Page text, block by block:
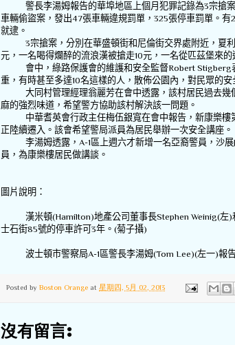
警長李湯姆報告的華埠地區上個月犯罪記錄為3宗搶案
車輛偷盜案，發出47張車輛違規罰單， 325張停車罰單。有
就逮。
3宗搶案，分別在華盛頓街和尼倫街交界處附近，夏
元，一名喝得爛醉的流浪漢被搶走10元，一名從匹茲堡來
會中，綠路保護會的維護和安全監督Robert Stigberg
重，有時甚至多達10名這樣的人，散佈公園內，對民眾的安
大同村管理經理翁麗芳在會中透露，該村居民過去
麻的強烈味道，希望警方協助該村解決該一問題。
中華耆英會行政主任梅伍銀寬在會中報告，新康樂
正陸續遷入。該會希望警局派員為居民舉辦一次安全講座。
李湯姆透露， A-1區上週六才新增一名亞裔警員，沙展
員，為康樂樓居民做講談。
圖片說明：
漢米頓(Hamilton)地產公司董事長Stephen Weinig(左)
士石街85號的停車許可 3年。 (菊子攝)
波士頓市警察局A-1區警長李湯姆(Tom Lee)(左一)報
Posted by Boston Orange at 星期四, 5月 02, 2013
沒有留言: